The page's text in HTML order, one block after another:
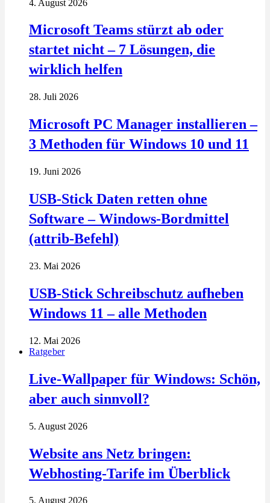
4. August 2026
Microsoft Teams stürzt ab oder
startet nicht – 7 Lösungen, die
wirklich helfen
28. Juli 2026
Microsoft PC Manager installieren –
3 Methoden für Windows 10 und 11
19. Juni 2026
USB-Stick Daten retten ohne
Software – Windows-Bordmittel
(attrib-Befehl)
23. Mai 2026
USB-Stick Schreibschutz aufheben
Windows 11 – alle Methoden
12. Mai 2026
Ratgeber
Live-Wallpaper für Windows: Schön,
aber auch sinnvoll?
5. August 2026
Website ans Netz bringen:
Webhosting-Tarife im Überblick
5. August 2026